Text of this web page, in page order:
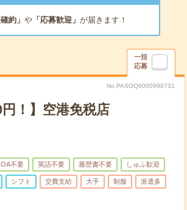
約」 や「応募歓迎」 が届きます！
一括
応募
No.PASOQ6000998731
！】空港免税店
OA不要 英語不要 履歴書不要 しゅふ歓迎
シフト 交費支給 大手 制服 派遣多